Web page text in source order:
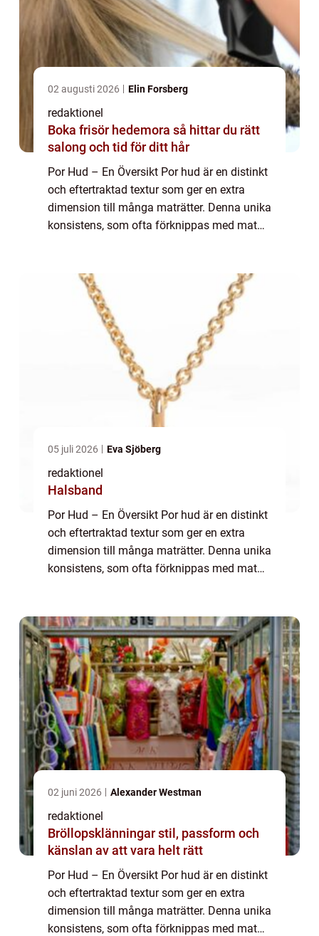
02 augusti 2026 Elin Forsberg
redaktionel
Boka frisör hedemora så hittar du rätt
salong och tid för ditt hår
Por Hud – En Översikt Por hud är en distinkt
och eftertraktad textur som ger en extra
dimension till många maträtter. Denna unika
konsistens, som ofta förknippas med mat
05 juli 2026 Eva Sjöberg
redaktionel
Halsband
Por Hud – En Översikt Por hud är en distinkt
och eftertraktad textur som ger en extra
dimension till många maträtter. Denna unika
konsistens, som ofta förknippas med mat
02 juni 2026 Alexander Westman
redaktionel
Bröllopsklänningar stil, passform och
känslan av att vara helt rätt
Por Hud – En Översikt Por hud är en distinkt
och eftertraktad textur som ger en extra
dimension till många maträtter. Denna unika
konsistens, som ofta förknippas med mat